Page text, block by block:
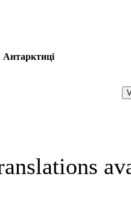
Антарктиці